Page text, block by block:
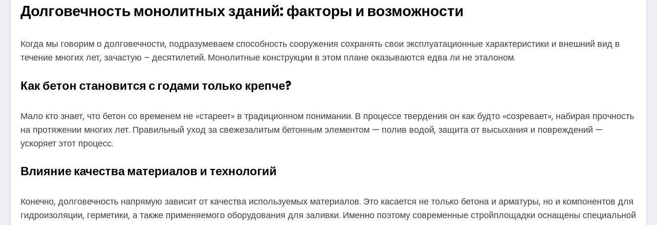
Долговечность монолитных зданий: факторы и возможности
Когда мы говорим о долговечности, подразумеваем способность сооружения сохранять свои эксплуатационные характеристики и внешний вид в
течение многих лет, зачастую – десятилетий. Монолитные конструкции в этом плане оказываются едва ли не эталоном.
Как бетон становится с годами только крепче?
Мало кто знает, что бетон со временем не «стареет» в традиционном понимании. В процессе твердения он как будто «созревает», набирая прочность
на протяжении многих лет. Правильный уход за свежезалитым бетонным элементом — полив водой, защита от высыхания и повреждений —
ускоряет этот процесс.
Влияние качества материалов и технологий
Конечно, долговечность напрямую зависит от качества используемых материалов. Это касается не только бетона и арматуры, но и компонентов для
гидроизоляции, герметики, а также применяемого оборудования для заливки. Именно поэтому современные стройплощадки оснащены специальной